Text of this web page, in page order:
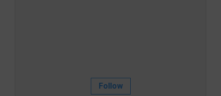
Follow